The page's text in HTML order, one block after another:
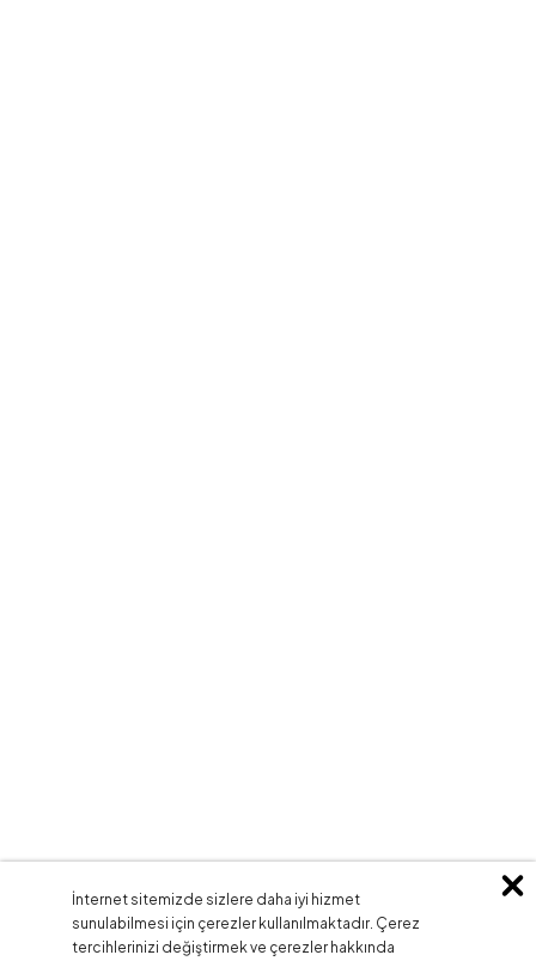
İnternet sitemizde sizlere daha iyi hizmet
sunulabilmesi için çerezler kullanılmaktadır. Çerez
tercihlerinizi değiştirmek ve çerezler hakkında